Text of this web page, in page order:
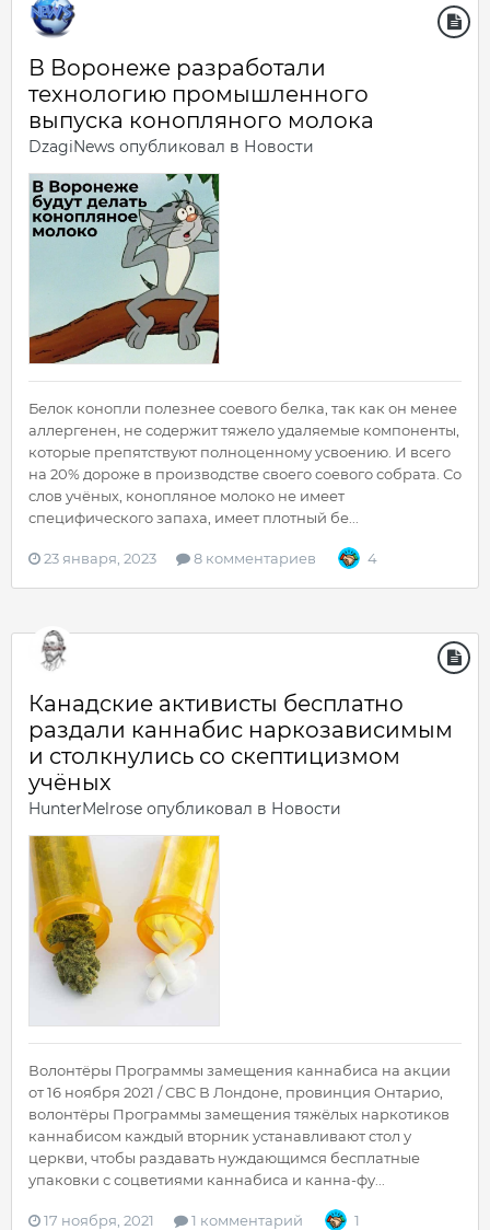
В Воронеже разработали
технологию промышленного
выпуска конопляного молока
DzagiNews опубликовал в Новости
Белок конопли полезнее соевого белка, так как он менее
аллергенен, не содержит тяжело удаляемые компоненты,
которые препятствуют полноценному усвоению. И всего
на 20% дороже в производстве своего соевого собрата. Со
слов учёных, конопляное молоко не имеет
специфического запаха, имеет плотный бе...
23 января, 2023 8 комментариев 4
Канадские активисты бесплатно
раздали каннабис наркозависимым
и столкнулись со скептицизмом
учёных
HunterMelrose опубликовал в Новости
Волонтёры Программы замещения каннабиса на акции
от 16 ноября 2021 / CBC В Лондоне, провинция Онтарио,
волонтёры Программы замещения тяжёлых наркотиков
каннабисом каждый вторник устанавливают стол у
церкви, чтобы раздавать нуждающимся бесплатные
упаковки с соцветиями каннабиса и канна-фу...
17 ноября, 2021 1 комментарий 1